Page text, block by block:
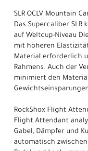
SLR OCLV Mountain
Das Supercaliber
auf Weltcup-Niveau
mit höheren
Material erforderlich
Rahmens. Auch der
minimiert den
RockShox Flight
Flight Attendant
Gabel, Dämpfer und
automatisch